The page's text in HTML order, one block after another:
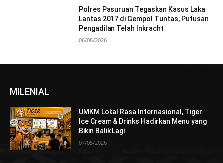
Polres Pasuruan Tegaskan Kasus Laka
Lantas 2017 di Gempol Tuntas, Putusan
Pengadilan Telah Inkracht
06/08/2026
MILENIAL
UMKM Lokal Rasa Internasional, Tiger
Ice Cream & Drinks Hadirkan Menu yang
Bikin Balik Lagi
07/05/2026